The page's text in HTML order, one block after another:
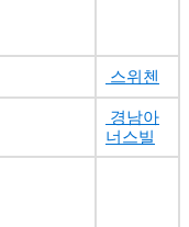
스위첸
경남아
너스빌